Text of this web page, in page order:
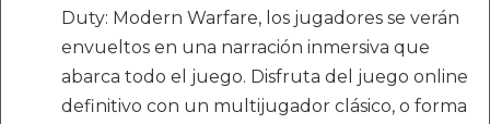
Duty: Modern Warfare, los jugadores se verán
envueltos en una narración inmersiva que
abarca todo el juego. Disfruta del juego online
definitivo con un multijugador clásico, o forma